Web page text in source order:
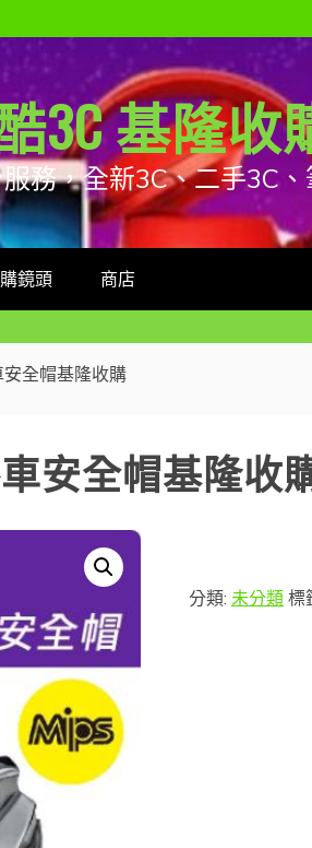
3C 基隆收
務，全新3C、二手3C
鏡頭 商店
全帽基隆收購
車安全帽基隆收
分類: 未分類 標